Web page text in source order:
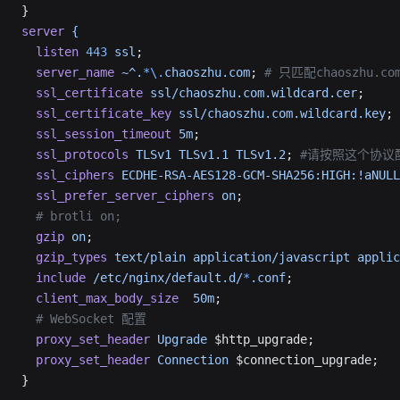
}
server {
  listen
443 ssl ;
  server_name
~^. *\. chaoszhu.com; # 只匹配
  ssl_certificate
ssl/chaoszhu.com.wildcard.cer;
  ssl_certificate_key
ssl/chaoszhu.com.wildcard.key;
  ssl_session_timeout
5m;
  ssl_protocols
TLSv1 TLSv1.1 TLSv1.2 ; #请按照这个协议
  ssl_ciphers
ECDHE-RSA-AES128-GCM-
  ssl_prefer_server_ciphers
on;
  # brotli on;
  gzip
on;
  gzip_types
text/plain application/javascript
  include
/etc/nginx/default.d/* .conf;
  client_max_body_size
  50m
;
  # WebSocket 配置
  proxy_set_header
Upgrade $http_upgrade;
  proxy_set_header
Connection $connection_upgrade;
}